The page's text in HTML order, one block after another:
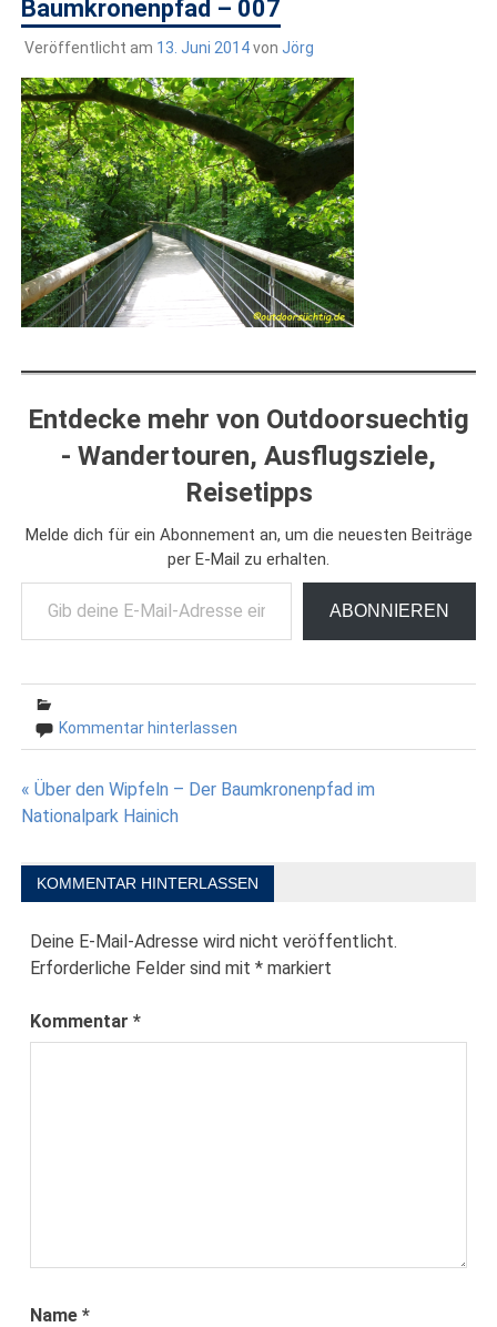
Baumkronenpfad – 007
Veröffentlicht am 13. Juni 2014von Jörg
Entdecke mehr von Outdoorsuechtig
- Wandertouren, Ausflugsziele,
Reisetipps
Melde dich für ein Abonnement an, um die neuesten Beiträge
per E-Mail zu erhalten.
Gib deine E-Mail-Adresse ein ...
ABONNIEREN
Kommentar hinterlassen
Beitragsnavigation
« Über den Wipfeln – Der Baumkronenpfad im
Nationalpark Hainich
KOMMENTAR HINTERLASSEN
Deine E-Mail-Adresse wird nicht veröffentlicht.
Erforderliche Felder sind mit* markiert
Kommentar*
Name*